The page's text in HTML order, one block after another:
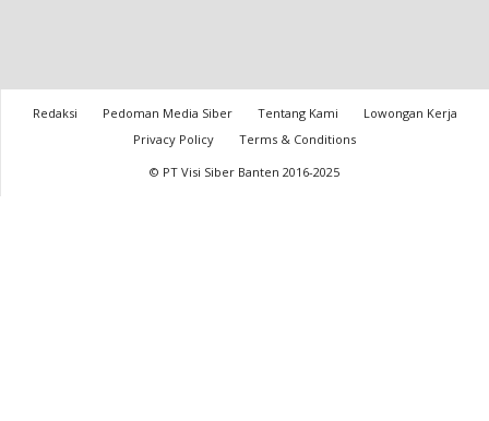
Redaksi Pedoman Media Siber Tentang Kami
Lowongan Kerja
Privacy Policy
Terms & Conditions
© PT Visi Siber Banten 2016-2025